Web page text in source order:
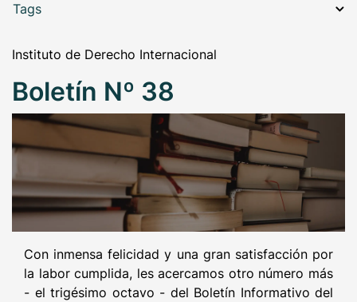
Instituto de Derecho Internacional
Boletín Nº 38
Con inmensa felicidad y una gran satisfacción por
la labor cumplida, les acercamos otro número más
- el trigésimo octavo - del Boletín Informativo del
Tags